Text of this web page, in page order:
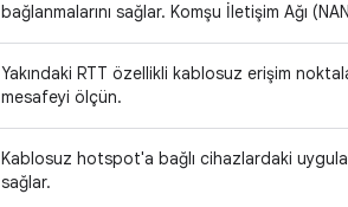
bağlanmalarını sağlar. Komşu İletişim Ağı
Yakındaki RTT özellikli kablosuz erişim
mesafeyi ölçün.
Kablosuz hotspot'a bağlı cihazlardaki
sağlar.